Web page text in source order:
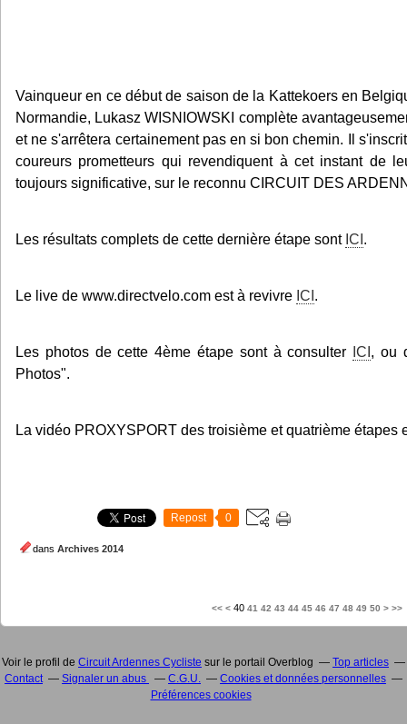
Vainqueur en ce début de saison de la Kattekoers en
Normandie, Lukasz WISNIOWSKI complète
et ne s'arrêtera certainement pas en si bon chemin. Il
coureurs prometteurs qui revendiquent à cet instant de
toujours significative, sur le reconnu CIRCUIT DES
Les résultats complets de cette dernière étape sont ICI .
Le live de www.directvelo.com est à revivre ICI .
Les photos de cette 4ème étape sont à consulter ICI , ou
Photos".
La vidéo PROXYSPORT des troisième et quatrième étapes
Repost 0
dans Archives 2014
<< < 10
20
30
40 41 42 43 44 45 46 47 48 49 50 60
70
80
90
100
> >>
Voir le profil de Circuit Ardennes Cycliste sur le portail Overblog
Top articles
Contact
Signaler un abus C.G.U.
Cookies et données personnelles
Préférences cookies